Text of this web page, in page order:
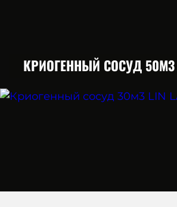
КРИОГЕННЫЙ СОСУД 50М3